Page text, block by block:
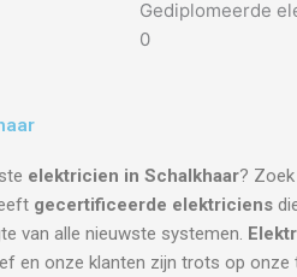
Gediplomeerde
0
elektricien in Schalkhaar?
gecertificeerde elektriciens
van alle nieuwste systemen.
en onze klanten zijn trots op onze